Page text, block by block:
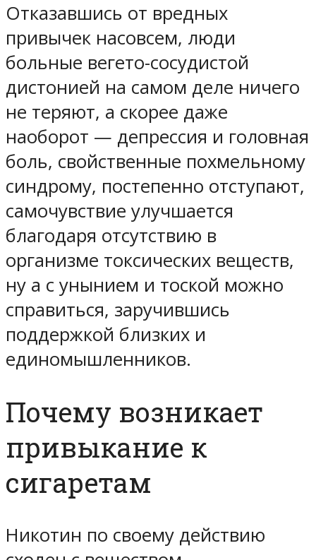
Отказавшись от вредных
привычек насовсем, люди
больные вегето-сосудистой
дистонией на самом деле ничего
не теряют, а скорее даже
наоборот — депрессия и головная
боль, свойственные похмельному
синдрому, постепенно отступают,
самочувствие улучшается
благодаря отсутствию в
организме токсических веществ,
ну а с унынием и тоской можно
справиться, заручившись
поддержкой близких и
единомышленников.
Почему возникает
привыкание к
сигаретам
Никотин по своему действию